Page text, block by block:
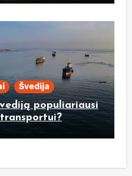
Švedija
populiariausi